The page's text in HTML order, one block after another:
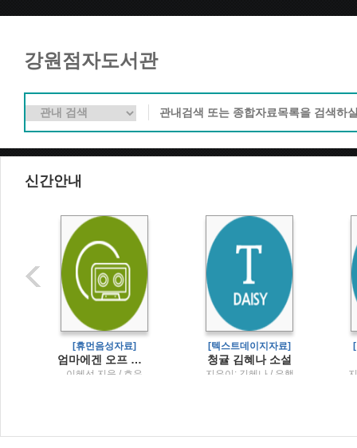
강원점자도서관
신간안내
[휴먼음성자료]
엄마에겐 오프 스위치가 필요해 퇴근 없는 워킹맘의 일상 공감 에세이
이혜선 지음 / 호우
[텍스트데이지자료]
청귤 김혜나 소설
지은이: 김혜나 / 은행